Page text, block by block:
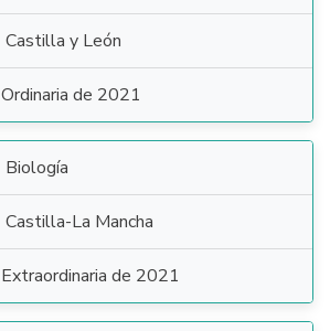
Castilla y León
Ordinaria de 2021
Biología
Castilla-La Mancha
Extraordinaria de 2021